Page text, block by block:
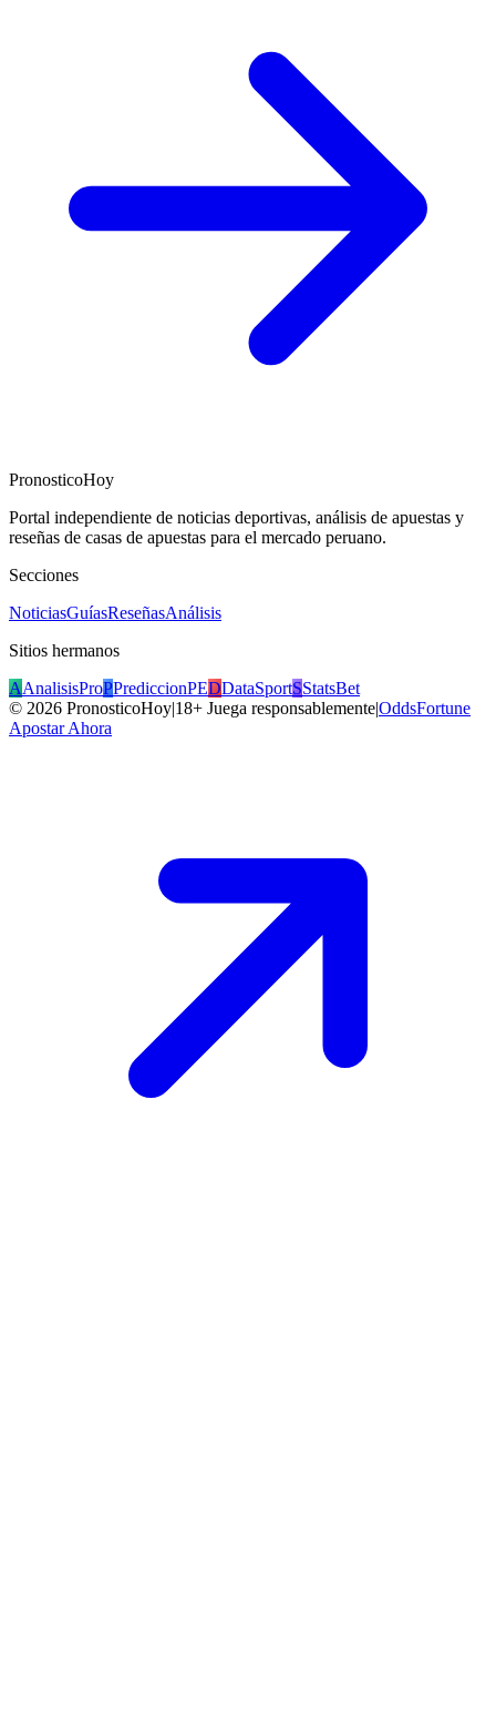
PronosticoHoy
Portal independiente de noticias deportivas, análisis de apuestas y
reseñas de casas de apuestas para el mercado peruano.
Secciones
NoticiasGuíasReseñasAnálisis
Sitios hermanos
AAnalisisProPPrediccionPEDDataSportSStatsBet
© 2026 PronosticoHoy|18+ Juega responsablemente|OddsFortune
Apostar Ahora